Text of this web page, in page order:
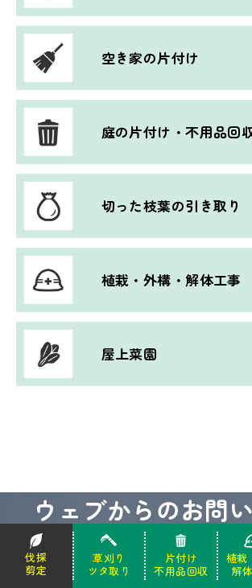
空き家の片付け
庭の片付け・不用品回
切った枝葉の引き取り
植栽・外構・解体工事
屋上菜園
ウェブからのお問
伐採屋・解決本舗にウェブフォームからお
けます。
伐採
剪定
草刈り
ツタ取り
片付け
不用品回収
植栽
解
伐採
剪定
草刈り
ツタ取り
片付け
不用品回収
植栽
解